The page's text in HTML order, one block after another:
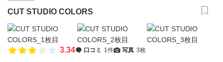
CUT STUDIO COLORS
3.34 口コミ 1件 写真 3枚